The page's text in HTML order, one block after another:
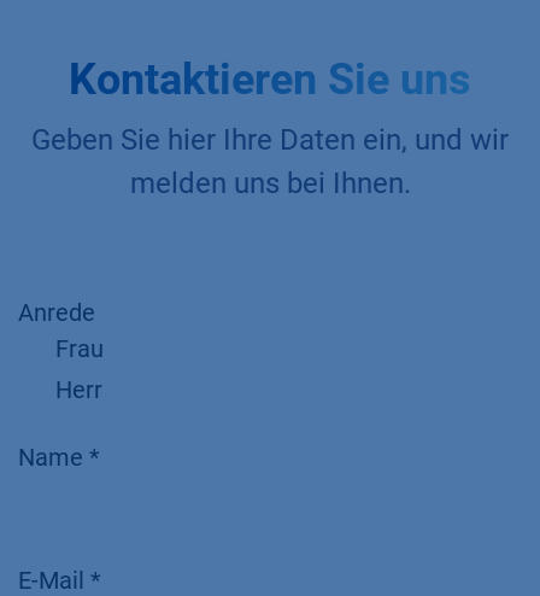
Kontaktieren Sie uns
Geben Sie hier Ihre Daten ein, und wir
melden uns bei Ihnen.
Anrede
Frau
Herr
Name *
E-Mail *